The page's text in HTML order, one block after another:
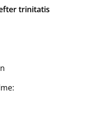
trinitatis